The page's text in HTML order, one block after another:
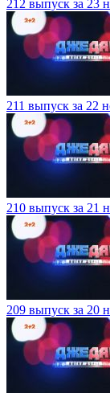
212 выпуск за 23
211 выпуск за 22
210 выпуск за 21
209 выпуск за 20